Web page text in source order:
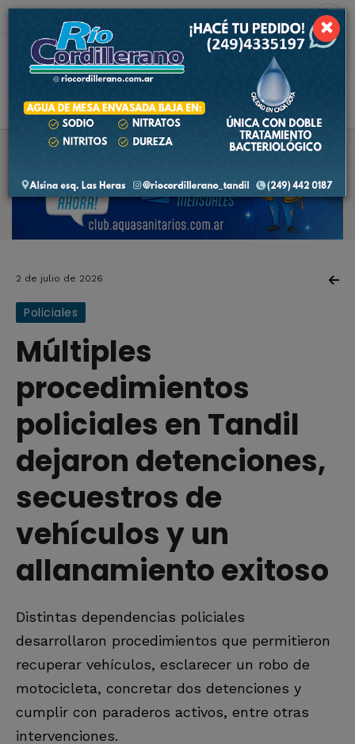
1.4 ºC
2 de julio de 2026
Policiales
Múltiples
procedimientos
policiales en Tandil
dejaron detenciones,
secuestros de
vehículos y un
allanamiento exitoso
Distintas dependencias policiales
desarrollaron procedimientos que permitieron
recuperar vehículos, esclarecer un robo de
motocicleta, concretar dos detenciones y
cumplir con paraderos activos, entre otras
intervenciones.
×